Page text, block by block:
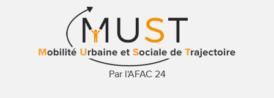
Par l'AFAC 24